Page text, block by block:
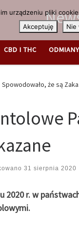
CBD I THC ODMIANY
że są
31 sierpnia 2020
2020 r. w
urządzeniu pliki
Akceptuję
Nie